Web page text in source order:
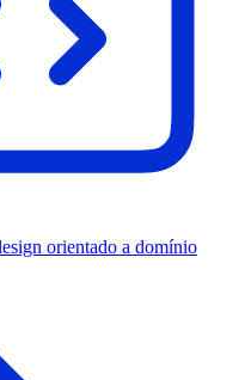
orientado a domínio